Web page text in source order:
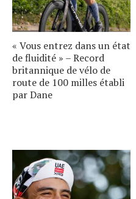
« Vous entrez dans un état
de fluidité » – Record
britannique de vélo de
route de 100 milles établi
par Dane